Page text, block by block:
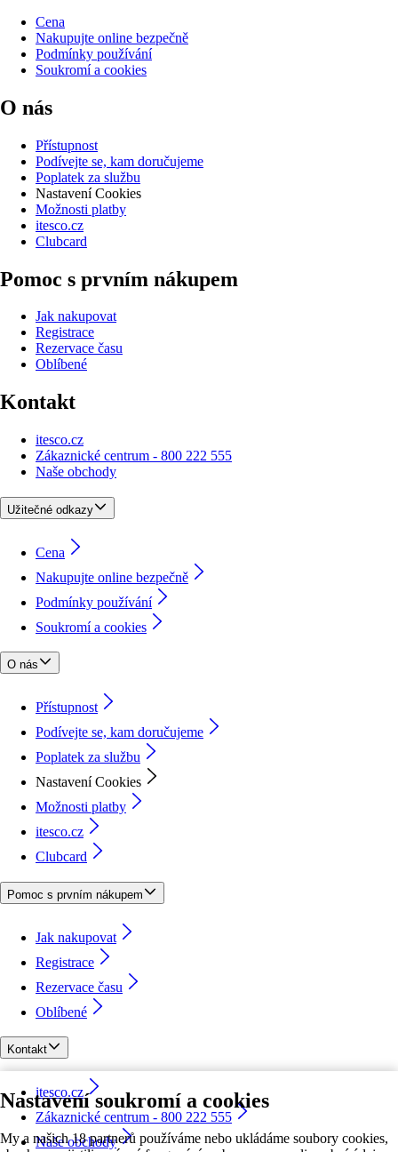
Nastavení soukromí a cookies
My a našich 18 partnerů používáme nebo ukládáme soubory cookies,
Cena
Nakupujte online bezpečně
Podmínky používání
Soukromí a cookies
O nás
Přístupnost
Podívejte se, kam doručujeme
Poplatek za službu
Nastavení Cookies
Možnosti platby
itesco.cz
Clubcard
Pomoc s prvním nákupem
Jak nakupovat
Registrace
Rezervace času
Oblíbené
Kontakt
itesco.cz
Zákaznické centrum - 800 222 555
Naše obchody
Užitečné odkazy
Cena
Nakupujte online bezpečně
Podmínky používání
Soukromí a cookies
O nás
Přístupnost
Podívejte se, kam doručujeme
Poplatek za službu
Nastavení Cookies
Možnosti platby
itesco.cz
Clubcard
Pomoc s prvním nákupem
Jak nakupovat
Registrace
Rezervace času
Oblíbené
Kontakt
itesco.cz
Zákaznické centrum - 800 222 555
Naše obchody